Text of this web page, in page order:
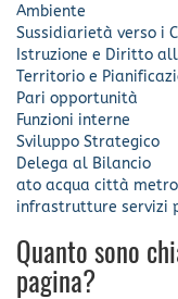
Ambiente
Sussidiarietà verso i
Istruzione e Diritto
Territorio e
Pari opportunità
Funzioni interne
Sviluppo Strategico
Delega al Bilancio
ato acqua città
infrastrutture servizi
Quanto sono
pagina?